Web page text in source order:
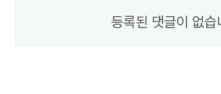
등록된 댓글이 없습